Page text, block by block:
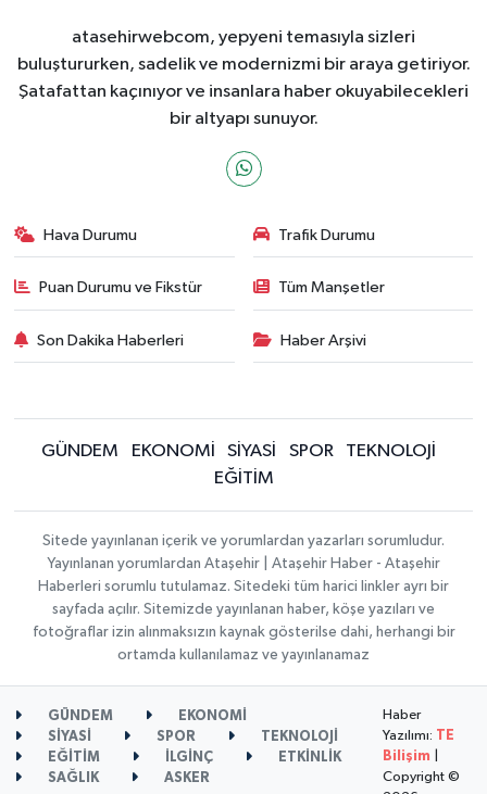
atasehirwebcom, yepyeni temasıyla sizleri
buluştururken, sadelik ve modernizmi bir araya getiriyor.
Şatafattan kaçınıyor ve insanlara haber okuyabilecekleri
bir altyapı sunuyor.
Hava Durumu Trafik Durumu
Puan Durumu ve Fikstür Tüm Manşetler
Son Dakika Haberleri Haber Arşivi
GÜNDEM EKONOMİ SİYASİ SPOR
TEKNOLOJİ
EĞİTİM
Sitede yayınlanan içerik ve yorumlardan yazarları sorumludur.
Yayınlanan yorumlardan Ataşehir | Ataşehir Haber - Ataşehir
Haberleri sorumlu tutulamaz. Sitedeki tüm harici linkler ayrı bir
sayfada açılır. Sitemizde yayınlanan haber, köşe yazıları ve
fotoğraflar izin alınmaksızın kaynak gösterilse dahi, herhangi bir
ortamda kullanılamaz ve yayınlanamaz
GÜNDEM
EKONOMİ
SİYASİ
SPOR
TEKNOLOJİ
EĞİTİM
İLGİNÇ
ETKİNLİK
SAĞLIK
ASKER
Haber
Yazılımı:
TE
Bilişim
Copyright ©